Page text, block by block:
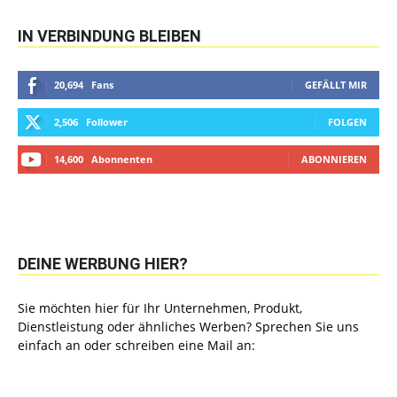
IN VERBINDUNG BLEIBEN
20,694 Fans GEFÄLLT MIR
2,506 Follower FOLGEN
14,600 Abonnenten ABONNIEREN
DEINE WERBUNG HIER?
Sie möchten hier für Ihr Unternehmen, Produkt,
Dienstleistung oder ähnliches Werben? Sprechen Sie uns
einfach an oder schreiben eine Mail an: